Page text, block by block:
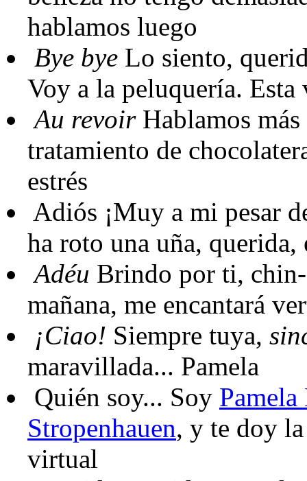
hablamos luego
Bye bye Lo siento,
Voy a la peluquería.
Au revoirHablamos más
tratamiento de
estrés
Adiós ¡Muy a mi pesar
ha roto una uña, querida,
Adéu Brindo por ti,
mañana, me encantará
¡Ciao! Siempre tuya,
maravillada... Pamela
Quién soy... Soy
Stropenhauen, y te doy
virtual